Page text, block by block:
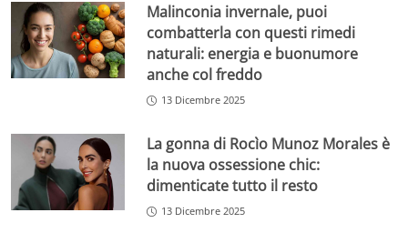
Malinconia invernale, puoi
combatterla con questi rimedi
naturali: energia e buonumore
anche col freddo
13 Dicembre 2025
La gonna di Rocìo Munoz Morales è
la nuova ossessione chic:
dimenticate tutto il resto
13 Dicembre 2025